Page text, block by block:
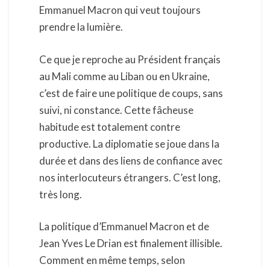
Emmanuel Macron qui veut toujours
prendre la lumière.
Ce que je reproche au Président français
au Mali comme au Liban ou en Ukraine,
c’est de faire une politique de coups, sans
suivi, ni constance. Cette fâcheuse
habitude est totalement contre
productive. La diplomatie se joue dans la
durée et dans des liens de confiance avec
nos interlocuteurs étrangers. C’est long,
très long.
La politique d’Emmanuel Macron et de
Jean Yves Le Drian est finalement illisible.
Comment en même temps, selon